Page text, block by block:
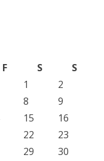
F S
S
1
2
8
9
15
16
22
23
29
30